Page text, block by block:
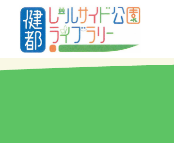
お知らせNEWS
お知らせ一覧